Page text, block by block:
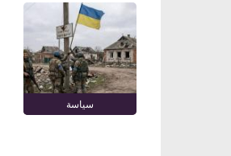
سياسة